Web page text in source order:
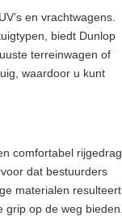
en vrachtwagens.
biedt Dunlop
terreinwagen of
waardoor u kunt
comfortabel rijgedrag.
dat bestuurders
materialen resulteert
op de weg bieden.